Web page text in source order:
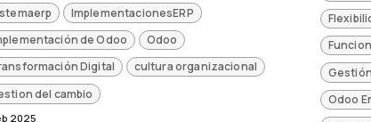
ImplementacionesERP
de Odoo
Odoo
Digital
cultura organizacional
del cambio
2025
Odoo